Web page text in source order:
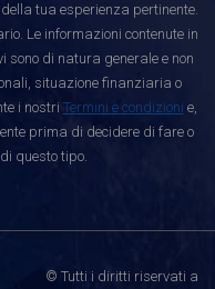
tua esperienza pertinente.
Le informazioni contenute in
sono di natura generale e non
situazione finanziaria o
i nostri Termini e condizioni e,
prima di decidere di fare o
questo tipo.
© Tutti i diritti riservati a